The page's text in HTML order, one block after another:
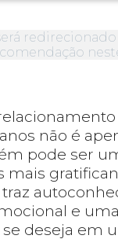
não é
pode ser
mais
e
deseja em